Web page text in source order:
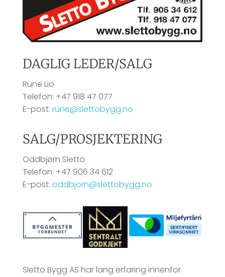
DAGLIG LEDER/SALG
Rune Lio
Telefon: +47 918 47 077
E-post: rune@slettobygg.no
SALG/PROSJEKTERING
Oddbjørn Sletto
Telefon: +47 906 34 612
E-post: oddbjorn@slettobygg.no
Sletto Bygg AS har lang erfaring innenfor